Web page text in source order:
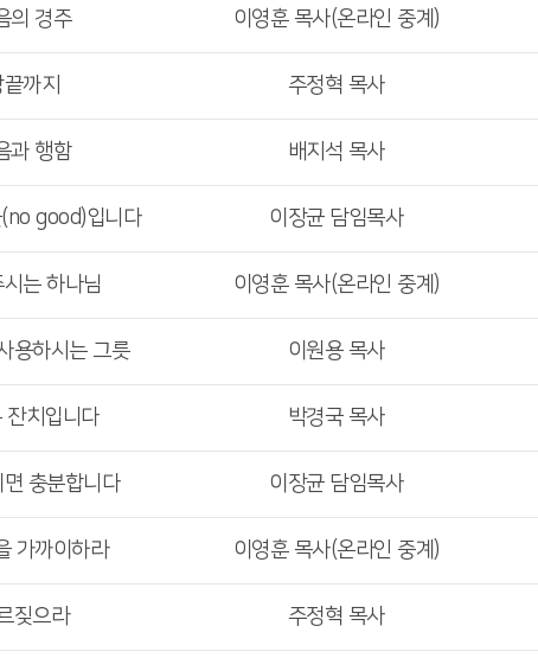
의 경주 이영훈 목사(온라인 중계)
까지 주정혁 목사
과 행함 배지석 목사
good)입니다 이장균 담임목사
는 하나님 이영훈 목사(온라인 중계)
용하시는 그릇 이원용 목사
치입니다 박경국 목사
충분합니다 이장균 담임목사
가까이하라 이영훈 목사(온라인 중계)
짖으라 주정혁 목사